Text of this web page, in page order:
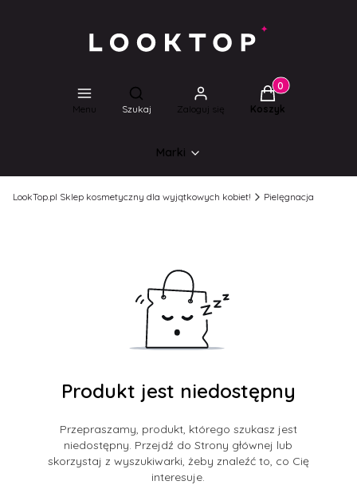
Menu
Otwórz wyszukiwarkę
Szukaj Zaloguj się
Produkty w
Koszyk
Marki
LookTop.pl Sklep kosmetyczny dla wyjątkowych kobiet! Pielęgnacja
Produkt jest niedostępny
Przepraszamy, produkt, którego szukasz jest
niedostępny. Przejdź do Strony głównej lub
skorzystaj z wyszukiwarki, żeby znaleźć to, co Cię
interesuje.